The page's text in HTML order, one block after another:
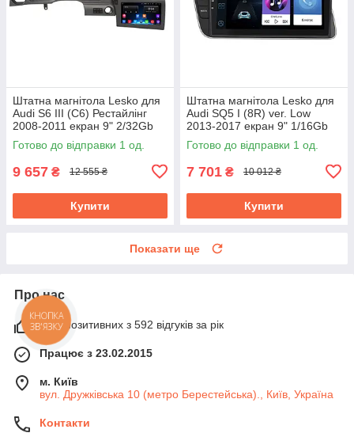
Штатна магнітола Lesko для
Audi S6 III (C6) Рестайлінг
2008-2011 екран 9" 2/32Gb
Wi-Fi GPS Base
Готово до відправки 1 од.
9 657 ₴ 12 555 ₴
Купити
Штатна магнітола Lesko для
Audi SQ5 I (8R) ver. Low
2013-2017 екран 9" 1/16Gb
Wi-Fi GPS Base
Готово до відправки 1 од.
7 701 ₴ 10 012 ₴
Купити
Показати ще
Про нас
99% позитивних з 592 відгуків за рік
Працює з 23.02.2015
м. Київ
вул. Дружківська 10 (метро Берестейська)., Київ, Україна
Контакти
КНОПКА
ЗВ'ЯЗКУ